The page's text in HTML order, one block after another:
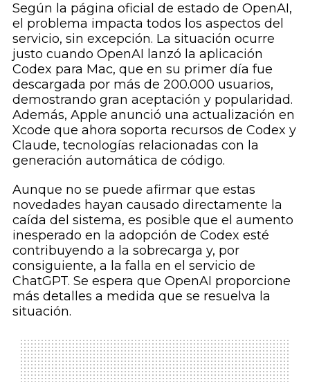
Según la página oficial de estado de OpenAI,
el problema impacta todos los aspectos del
servicio, sin excepción. La situación ocurre
justo cuando OpenAI lanzó la aplicación
Codex para Mac, que en su primer día fue
descargada por más de 200.000 usuarios,
demostrando gran aceptación y popularidad.
Además, Apple anunció una actualización en
Xcode que ahora soporta recursos de Codex y
Claude, tecnologías relacionadas con la
generación automática de código.
Aunque no se puede afirmar que estas
novedades hayan causado directamente la
caída del sistema, es posible que el aumento
inesperado en la adopción de Codex esté
contribuyendo a la sobrecarga y, por
consiguiente, a la falla en el servicio de
ChatGPT. Se espera que OpenAI proporcione
más detalles a medida que se resuelva la
situación.